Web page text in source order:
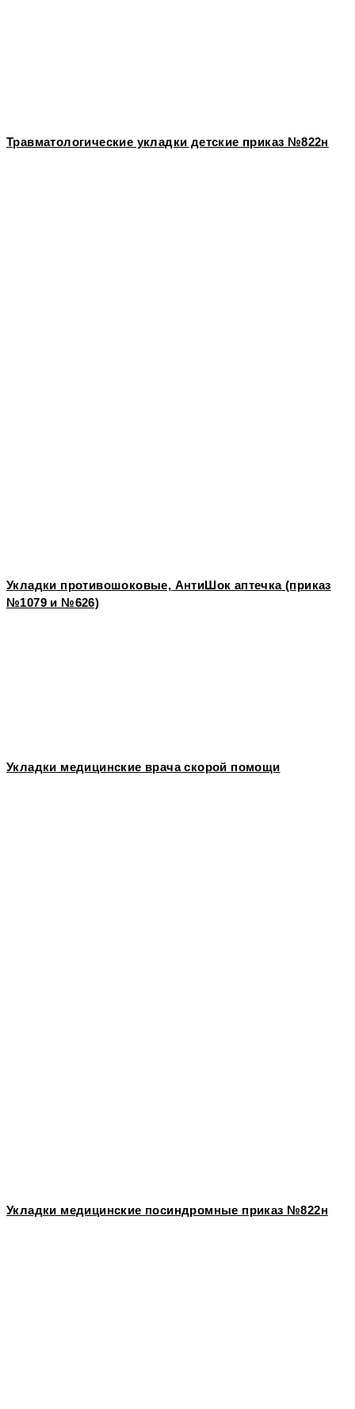
Травматологические укладки детские приказ №822н
Укладки противошоковые, АнтиШок аптечка (приказ
№1079 и №626)
Укладки медицинские врача скорой помощи
Укладки медицинские посиндромные приказ №822н